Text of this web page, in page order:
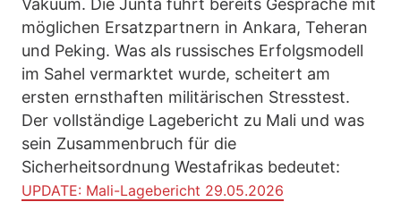
Vakuum. Die Junta führt bereits Gespräche mit
möglichen Ersatzpartnern in Ankara, Teheran
und Peking. Was als russisches Erfolgsmodell
im Sahel vermarktet wurde, scheitert am
ersten ernsthaften militärischen Stresstest.
Der vollständige Lagebericht zu Mali und was
sein Zusammenbruch für die
Sicherheitsordnung Westafrikas bedeutet:
UPDATE: Mali-Lagebericht 29.05.2026